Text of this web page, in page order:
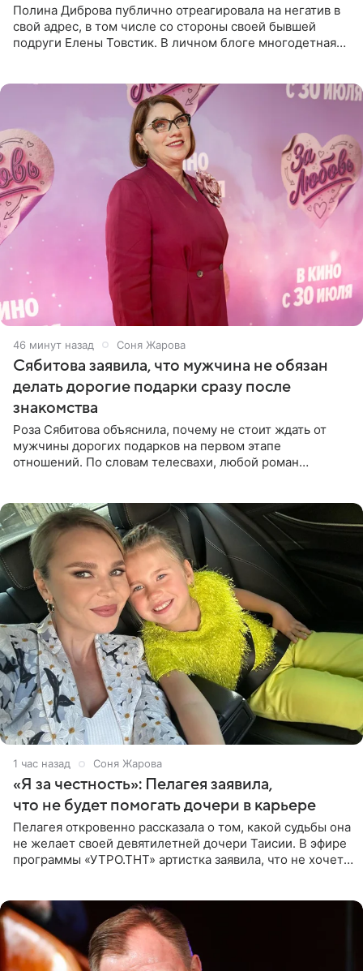
Полина Диброва публично отреагировала на негатив в
свой адрес, в том числе со стороны своей бывшей
подруги Елены Товстик. В личном блоге многодетная
46 минут назад Соня Жарова
Сябитова заявила, что мужчина не обязан
делать дорогие подарки сразу после
знакомства
Роза Сябитова объяснила, почему не стоит ждать от
мужчины дорогих подарков на первом этапе
отношений. По словам телесвахи, любой роман
1 час назад Соня Жарова
«Я за честность»: Пелагея заявила,
что не будет помогать дочери в карьере
Пелагея откровенно рассказала о том, какой судьбы она
не желает своей девятилетней дочери Таисии. В эфире
программы «УТРО.ТНТ» артистка заявила, что не хочет